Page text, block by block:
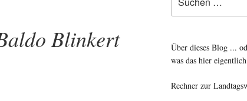
Blinkert
nach:
Über dieses Blog ...
was das hier
Rechner zur